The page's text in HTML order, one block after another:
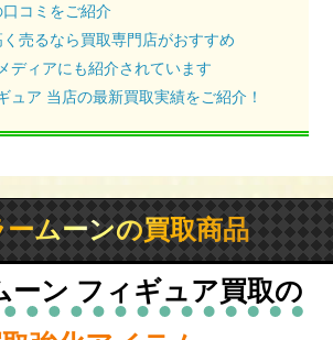
コミをご紹介
売るなら買取専門店がおすすめ
ディアにも紹介されています
ュア 当店の最新買取実績をご紹介！
ームーンの買取商品
ーン フィギュア買取の